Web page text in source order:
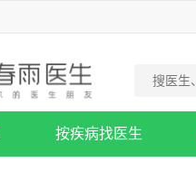
按疾病找医生